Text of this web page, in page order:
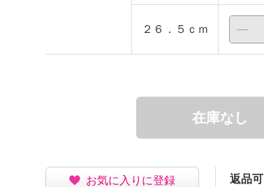
２６．５ｃｍ
在庫なし
お気に入りに登録 返品可